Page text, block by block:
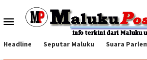
konten
Menu
Headline Seputar Maluku Suara